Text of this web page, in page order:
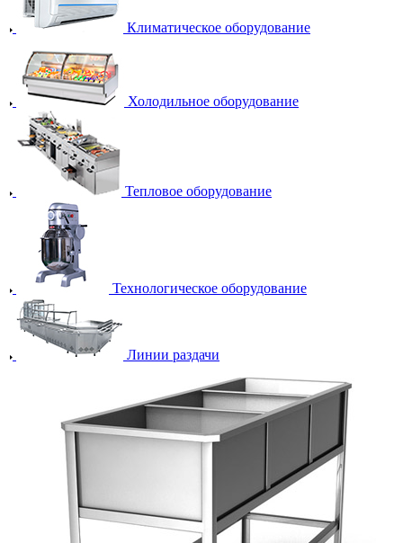
Климатическое оборудование
Холодильное оборудование
Тепловое оборудование
Технологическое оборудование
Линии раздачи